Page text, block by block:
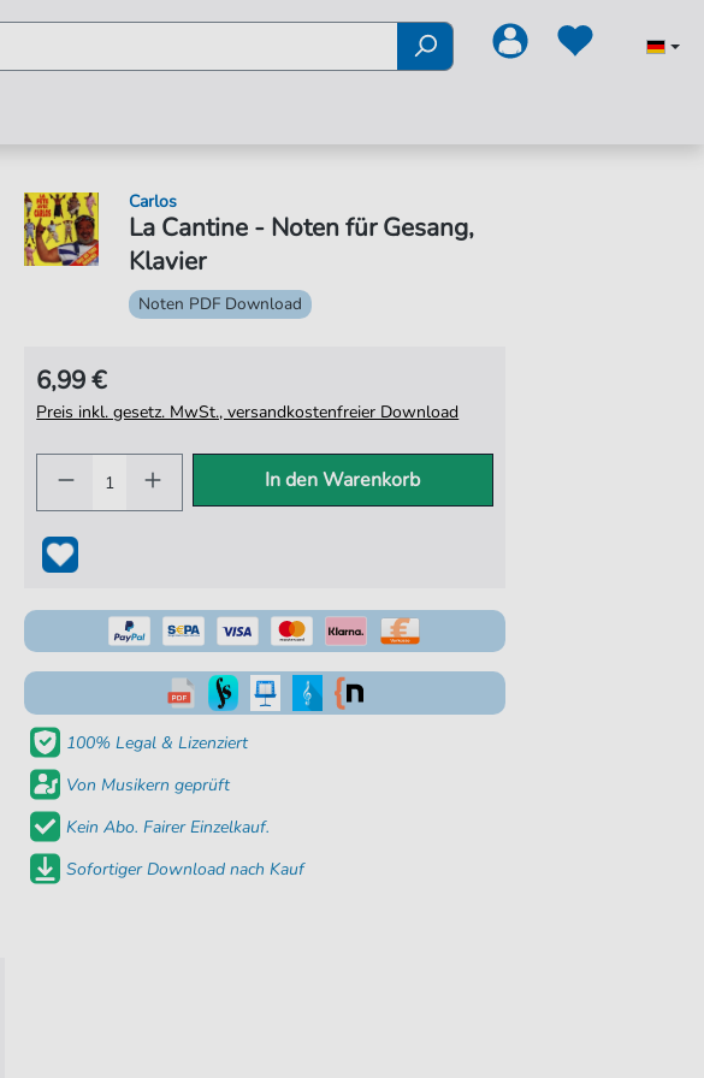
La Cantine - Noten für Gesang,
Klavier
Carlos
Noten PDF Download
6,99 €
Preis inkl. gesetz. MwSt., versandkostenfreier Download
In den Warenkorb
100% Legal & Lizenziert
Von Musikern geprüft
Kein Abo. Fairer Einzelkauf.
Sofortiger Download nach Kauf